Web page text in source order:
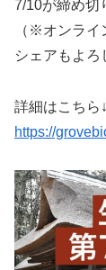
7/10が締め切
（※オンライ
シェアもよろ
詳細はこちら↓
https://